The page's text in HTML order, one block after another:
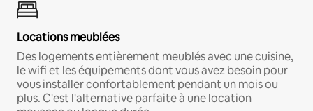
Locations meublées
Des logements entièrement meublés avec une cuisine,
le wifi et les équipements dont vous avez besoin pour
vous installer confortablement pendant un mois ou
plus. C'est l'alternative parfaite à une location